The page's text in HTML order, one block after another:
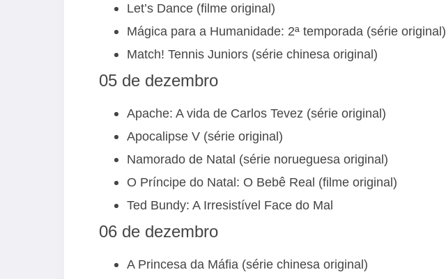
Let’s Dance (filme original)
Mágica para a Humanidade: 2ª temporada (série original)
Match! Tennis Juniors (série chinesa original)
05 de dezembro
Apache: A vida de Carlos Tevez (série original)
Apocalipse V (série original)
Namorado de Natal (série norueguesa original)
O Príncipe do Natal: O Bebê Real (filme original)
Ted Bundy: A Irresistível Face do Mal
06 de dezembro
A Princesa da Máfia (série chinesa original)